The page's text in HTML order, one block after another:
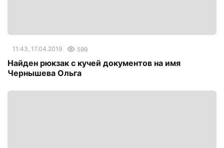
11:43, 17.04.2019 599
Найден рюкзак с кучей документов на имя
Чернышева Ольга